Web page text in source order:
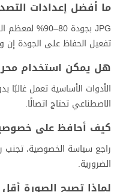
ما أفضل إعدادات
تفعيل الحفاظ على الجودة إن
هل يمكن استخدام
الأدوات الأساسية تعمل غالبًا
الاصطناعي تحتاج اتصالًا.
كيف أحافظ على
راجع سياسة الخصوصية، تجنب
الضرورية.
لماذا تصبح الصورة